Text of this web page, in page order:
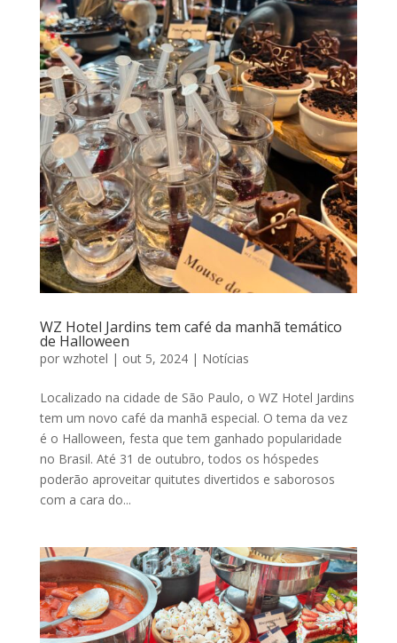
WZ Hotel Jardins tem café da manhã temático
de Halloween
por wzhotel | out 5, 2024| Notícias
Localizado na cidade de São Paulo, o WZ Hotel Jardins
tem um novo café da manhã especial. O tema da vez
é o Halloween, festa que tem ganhado popularidade
no Brasil. Até 31 de outubro, todos os hóspedes
poderão aproveitar quitutes divertidos e saborosos
com a cara do...